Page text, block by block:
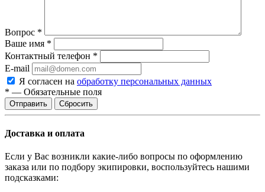
Вопрос *
Ваше имя *
Контактный телефон *
E-mail
Я согласен на обработку персональных данных
* — Обязательные поля
Отправить Сбросить
Доставка и оплата
Если у Вас возникли какие-либо вопросы по оформлению
заказа или по подбору экипировки, воспользуйтесь нашими
подсказками: